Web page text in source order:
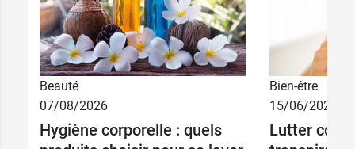
200 ml 14,49 €
Beauté
07/08/2026
Hygiène corporelle : quels
Bien-être
15/06/2026
Lutter